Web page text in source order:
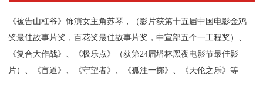
《被告山杠爷》饰演女主角苏琴，（影片获第十五届中国电影金鸡
奖最佳故事片奖，百花奖最佳故事片奖，中宣部五个一工程奖）、
《复合大作战》、《极乐点》（获第24届塔林黑夜电影节最佳影
片）、《盲道》、《守望者》、《孤注一掷》、《天伦之乐》等